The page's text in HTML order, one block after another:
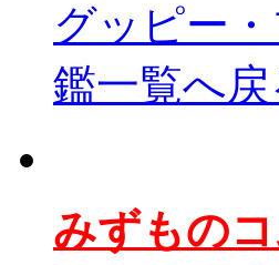
グッピー
鑑一覧へ戻
みずもの